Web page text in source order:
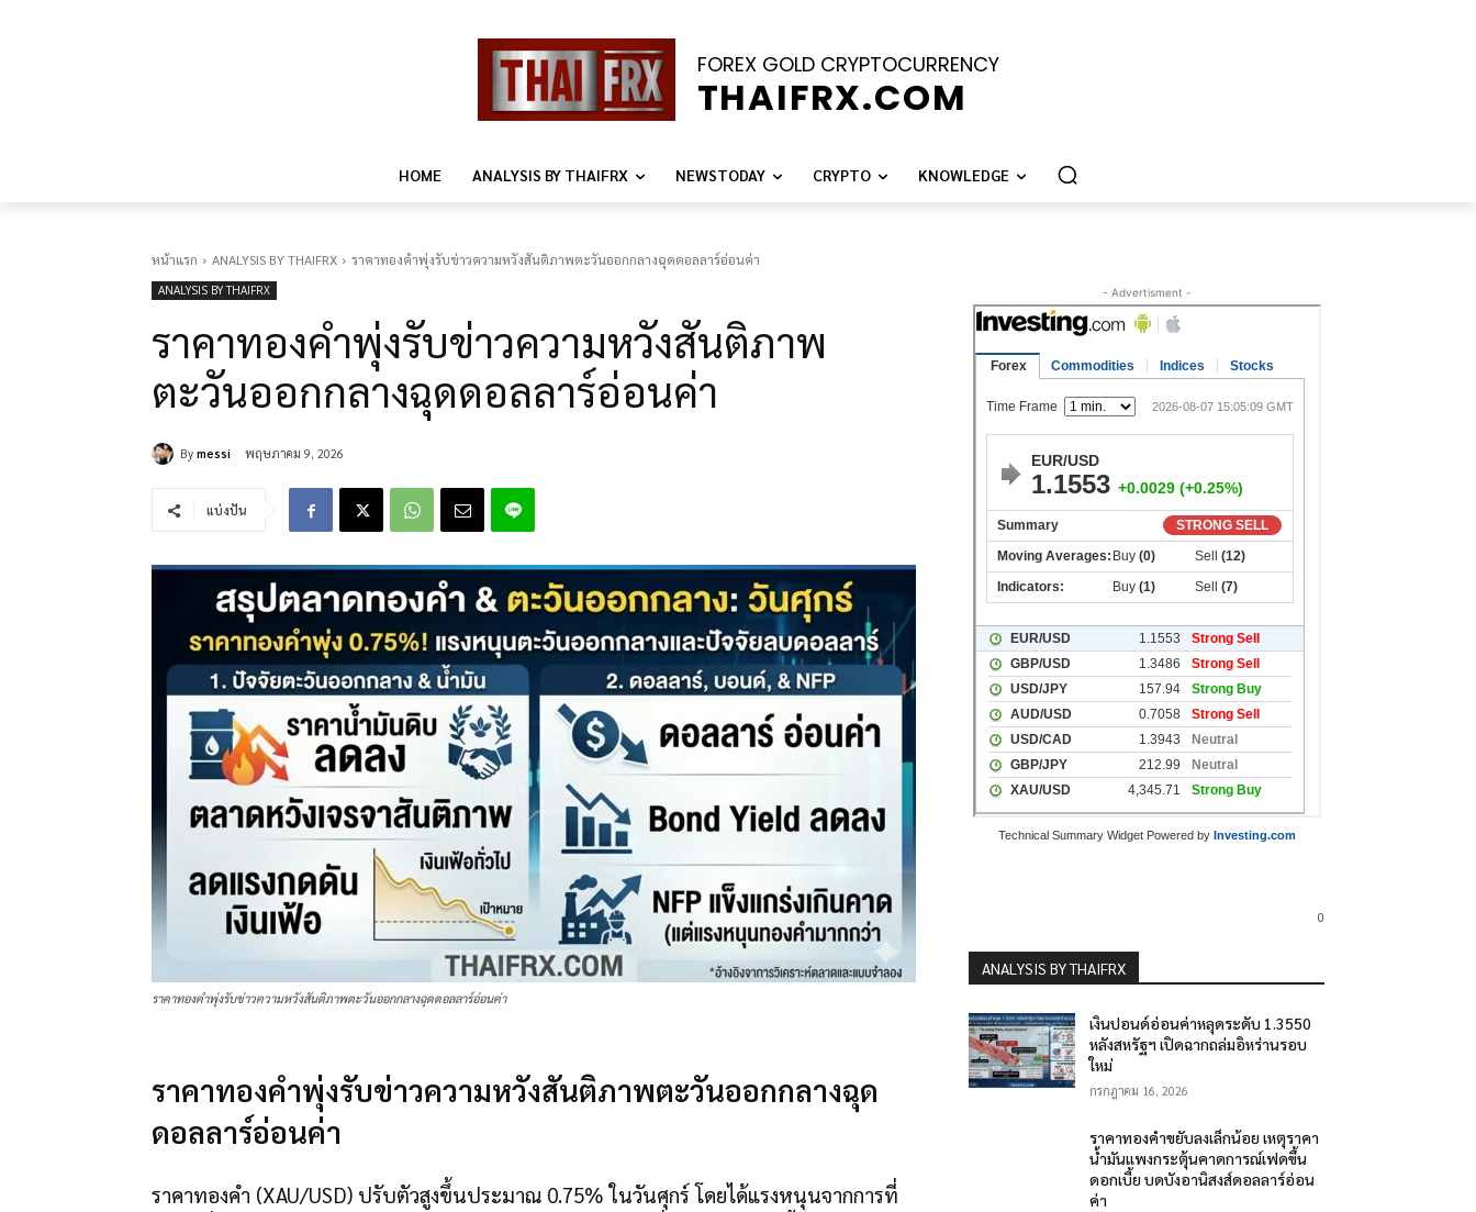
FOREX GOLD CRYPTOCURRENCY
THAIFRX.COM
HOME ANALYSIS BY THAIFRX NEWSTODAY CRYPTO KNOWLEDGE
หน้าแรก ANALYSIS BY THAIFRX ราคาทองคำพุ่งรับข่าวความหวังสันติภาพตะวันออกกลางฉุดดอลลาร์อ่อนค่า
ANALYSIS BY THAIFRX
ราคาทองคำพุ่งรับข่าวความหวังสันติภาพ
ตะวันออกกลางฉุดดอลลาร์อ่อนค่า
By messi พฤษภาคม 9, 2026
แบ่งปัน
ราคาทองคำพุ่งรับข่าวความหวังสันติภาพตะวันออกกลางฉุดดอลลาร์อ่อนค่า
ราคาทองคำพุ่งรับข่าวความหวังสันติภาพตะวันออกกลางฉุด
ดอลลาร์อ่อนค่า
ราคาทองคำ (XAU/USD) ปรับตัวสูงขึ้นประมาณ 0.75% ในวันศุกร์ โดยได้แรงหนุนจากการที่
- Advertisment -
Technical Summary Widget Powered by Investing.com
0
ANALYSIS BY THAIFRX
เงินปอนด์อ่อนค่าหลุดระดับ 1.3550
หลังสหรัฐฯ เปิดฉากถล่มอิหร่านรอบ
ใหม่
กรกฎาคม 16, 2026
ราคาทองคำขยับลงเล็กน้อย เหตุราคา
น้ำมันแพงกระตุ้นคาดการณ์เฟดขึ้น
ดอกเบี้ย บดบังอานิสงส์ดอลลาร์อ่อน
ค่า